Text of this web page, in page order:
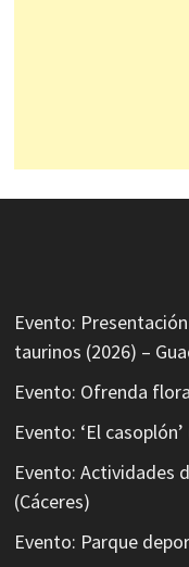
Evento:
taurinos (2026) –
Evento: Ofrenda
Evento: ‘El
Evento: Actividades
(Cáceres)
Evento: Parque